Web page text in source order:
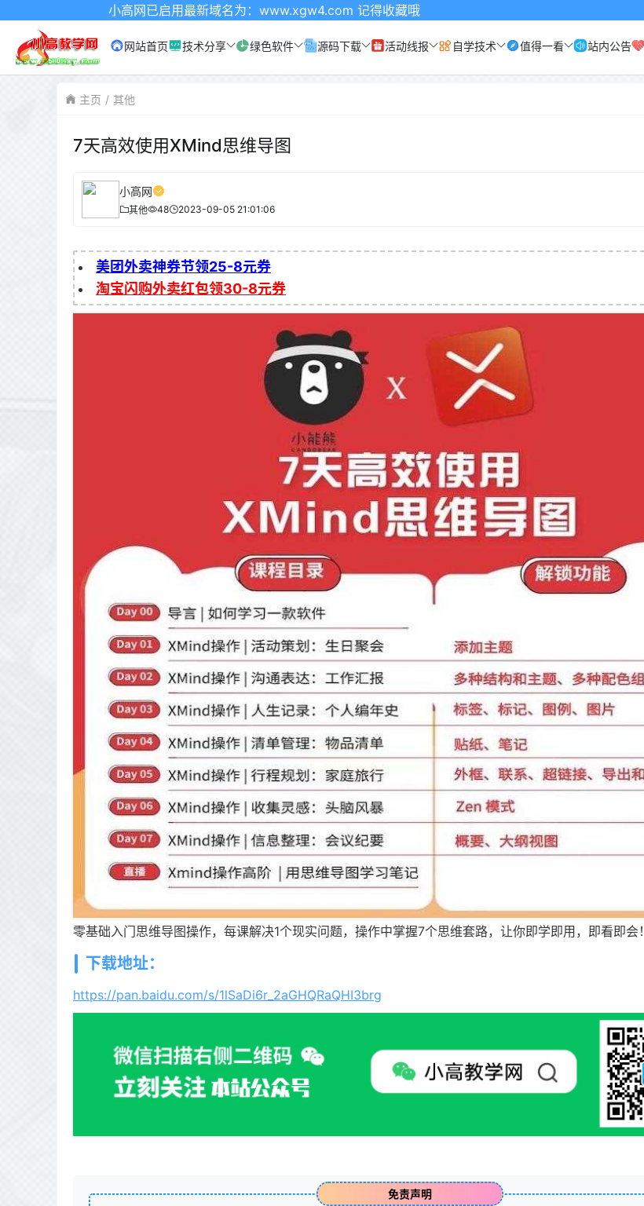
小高网已启用最新域名为：www.xgw4.com 记得收藏哦
网站首页 技术分享 绿色软件 源码下载 活动线报 自学技术 值得一看 站内公告
主页 其他
7天高效使用XMind思维导图
小高网
其他 48 2023-09-05 21:01:06
美团外卖神券节领25-8元券
淘宝闪购外卖红包领30-8元券
零基础入门思维导图操作，每课解决1个现实问题，操作中掌握7个思维套路，让你即学即用，即看即会！
下载地址：
https://pan.baidu.com/s/1lSaDi6r_2aGHQRaQHI3brg
免责声明